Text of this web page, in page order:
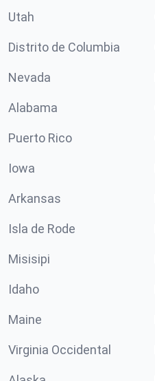
Utah
Distrito de Columbia
Nevada
Alabama
Puerto Rico
Iowa
Arkansas
Isla de Rode
Misisipi
Idaho
Maine
Virginia Occidental